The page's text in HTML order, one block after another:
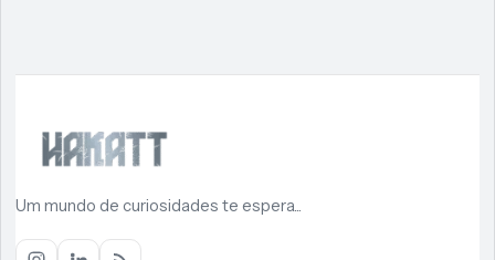
Um mundo de curiosidades te espera...